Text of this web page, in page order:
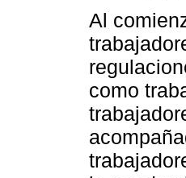
Al
como